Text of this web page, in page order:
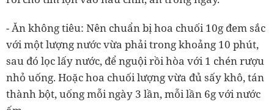
- Ăn không tiêu: Nên chuẩn bị hoa chuối 10g đem sắc
với một lượng nước vừa phải trong khoảng 10 phút,
sau đó lọc lấy nước, để nguội rồi hòa với 1 chén rượu
nhỏ uống. Hoặc hoa chuối lượng vừa đủ sấy khô, tán
thành bột, uống mỗi ngày 3 lần, mỗi lần 6g với nước